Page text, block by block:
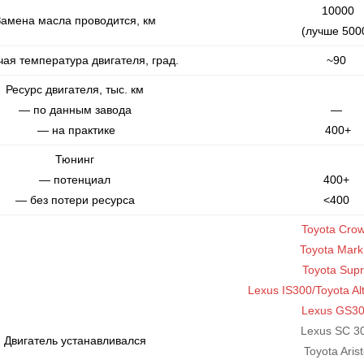
масла проводится, км
10000
(лучше
температура двигателя, град. ~90
Ресурс двигателя, тыс. км
— по данным завода
— на практике
—
400+
Тюнинг
— потенциал
— без потери ресурса
400+
<400
Двигатель устанавливался
Toyota
Toyota
Toyota
Lexus IS300/Toyota
Lexus
Lexus SC
Toyota